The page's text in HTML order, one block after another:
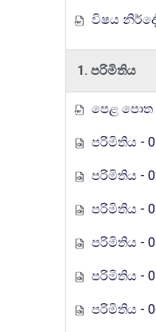
විෂය
1. පරිමිතිය
පෙළ පොත
පරිමිතිය - 01 කොටස
පරිමිතිය - 02 කොටස
පරිමිතිය - 03 කොටස
පරිමිතිය - 04
පරිමිතිය - 05 කොටස
පරිමිතිය - 06 කොටස